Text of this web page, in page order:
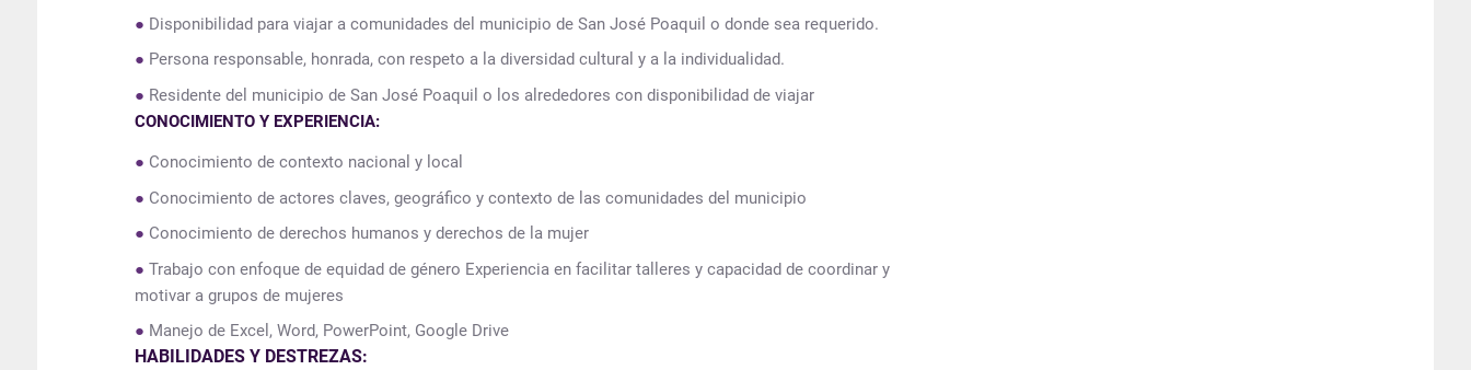
Disponibilidad para viajar a comunidades del municipio de San José Poaquil o donde sea requerido.
Persona responsable, honrada, con respeto a la diversidad cultural y a la individualidad.
Residente del municipio de San José Poaquil o los alrededores con disponibilidad de viajar
CONOCIMIENTO Y EXPERIENCIA:
Conocimiento de contexto nacional y local
Conocimiento de actores claves, geográfico y contexto de las comunidades del municipio
Conocimiento de derechos humanos y derechos de la mujer
Trabajo con enfoque de equidad de género Experiencia en facilitar talleres y capacidad de coordinar y
motivar a grupos de mujeres
Manejo de Excel, Word, PowerPoint, Google Drive
HABILIDADES Y DESTREZAS: